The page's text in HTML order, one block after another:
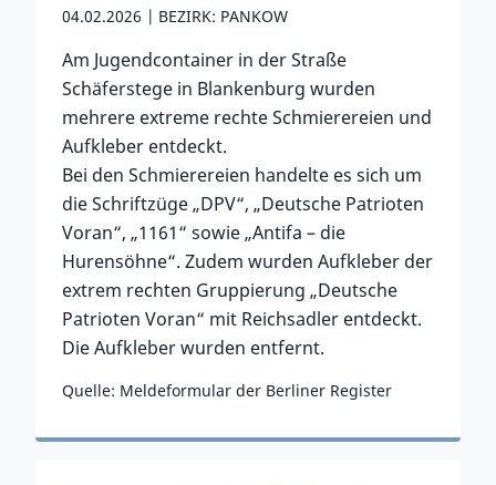
04.02.2026 BEZIRK: PANKOW
Am Jugendcontainer in der Straße
Schäferstege in Blankenburg wurden
mehrere extreme rechte Schmierereien und
Aufkleber entdeckt.
Bei den Schmierereien handelte es sich um
die Schriftzüge „DPV“, „Deutsche Patrioten
Voran“, „1161“ sowie „Antifa – die
Hurensöhne“. Zudem wurden Aufkleber der
extrem rechten Gruppierung „Deutsche
Patrioten Voran“ mit Reichsadler entdeckt.
Die Aufkleber wurden entfernt.
Quelle: Meldeformular der Berliner Register
Zum Vorfall